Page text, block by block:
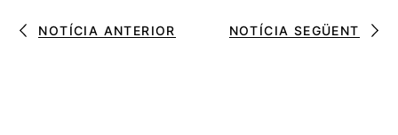
NOTÍCIA ANTERIOR NOTÍCIA SEGÜENT